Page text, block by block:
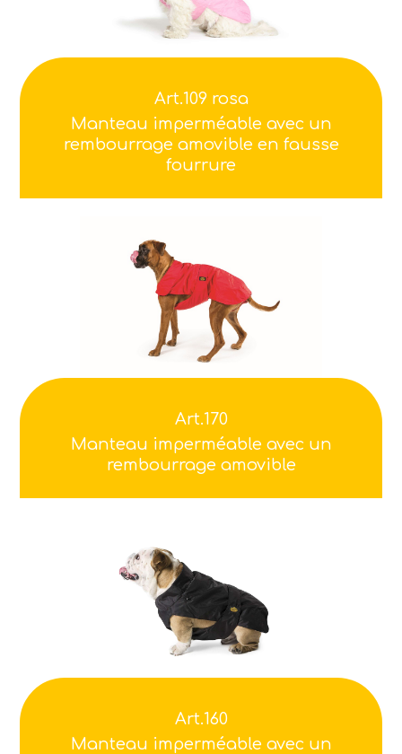
Art.109 rosa
Manteau imperméable avec un
rembourrage amovible en fausse
fourrure
Art.170
Manteau imperméable avec un
rembourrage amovible
Art.160
Manteau imperméable avec un